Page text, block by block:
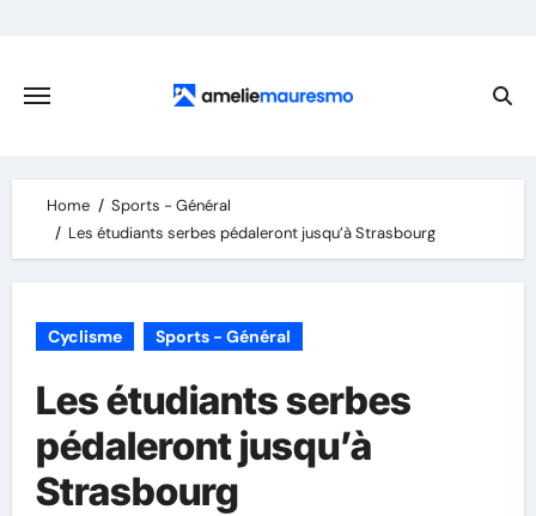
content
Home
Sports - Général
Les étudiants serbes pédaleront jusqu’à Strasbourg
Cyclisme Sports - Général
Les étudiants serbes
pédaleront jusqu’à
Strasbourg